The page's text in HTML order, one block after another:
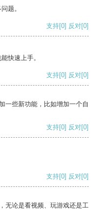
题。
支持[0] 反对[0]
快速上手。
支持[0] 反对[0]
一些新功能，比如增加一个自
支持[0] 反对[0]
支持[0] 反对[0]
无论是看视频、玩游戏还是工